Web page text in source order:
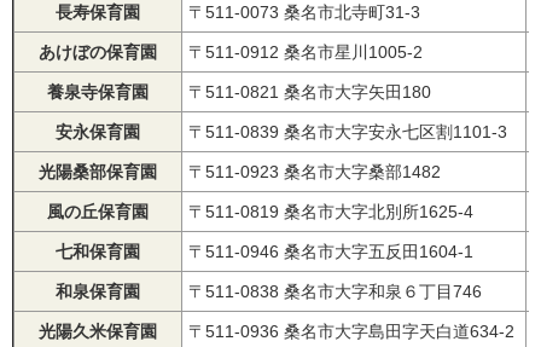
長寿保育園 〒511-0073 桑名市北寺町31-3
あけぼの保育園 〒511-0912 桑名市星川1005-2
養泉寺保育園 〒511-0821 桑名市大字矢田180
安永保育園 〒511-0839 桑名市大字安永七区割1101-3
光陽桑部保育園 〒511-0923 桑名市大字桑部1482
風の丘保育園 〒511-0819 桑名市大字北別所1625-4
七和保育園 〒511-0946 桑名市大字五反田1604-1
和泉保育園 〒511-0838 桑名市大字和泉６丁目746
光陽久米保育園 〒511-0936 桑名市大字島田字天白道634-2